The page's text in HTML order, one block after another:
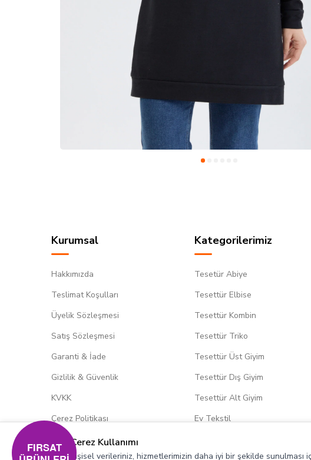
Kurumsal
Hakkımızda
Teslimat Koşulları
Üyelik Sözleşmesi
Satış Sözleşmesi
Garanti & İade
Gizlilik & Güvenlik
KVKK
Çerez Politikası
Kategorilerimiz
Tesetür Abiye
Tesettür Elbise
Tesettür Kombin
Tesettür Triko
Tesettür Üst Giyim
Tesettür Dış Giyim
Tesettür Alt Giyim
Ev Tekstil
Çerez Kullanımı
Kişisel verileriniz, hizmetlerimizin daha iyi bir şekilde
FIRSAT